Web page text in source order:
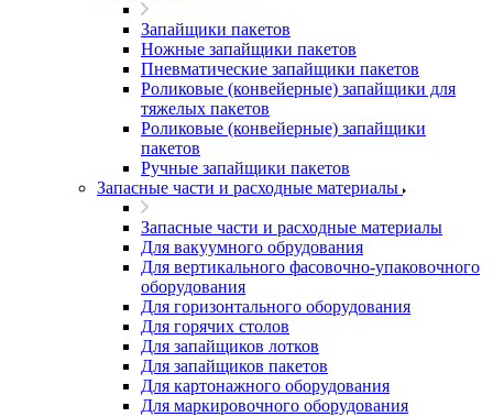
Запайщики пакетов
Ножные запайщики пакетов
Пневматические запайщики пакетов
Роликовые (конвейерные) запайщики для
тяжелых пакетов
Роликовые (конвейерные) запайщики
пакетов
Ручные запайщики пакетов
Запасные части и расходные материалы
Запасные части и расходные материалы
Для вакуумного обрудования
Для вертикального фасовочно-упаковочного
оборудования
Для горизонтального оборудования
Для горячих столов
Для запайщиков лотков
Для запайщиков пакетов
Для картонажного оборудования
Для маркировочного оборудования